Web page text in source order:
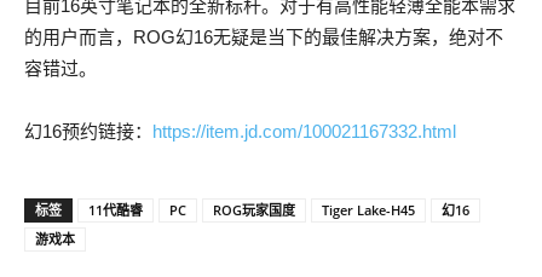
目前16英寸笔记本的全新标杆。对于有高性能轻薄全能本需求
的用户而言，ROG幻16无疑是当下的最佳解决方案，绝对不
容错过。
幻16预约链接： https://item.jd.com/100021167332.html
标签 11代酷睿 PC ROG玩家国度 Tiger Lake-H45
幻16
游戏本